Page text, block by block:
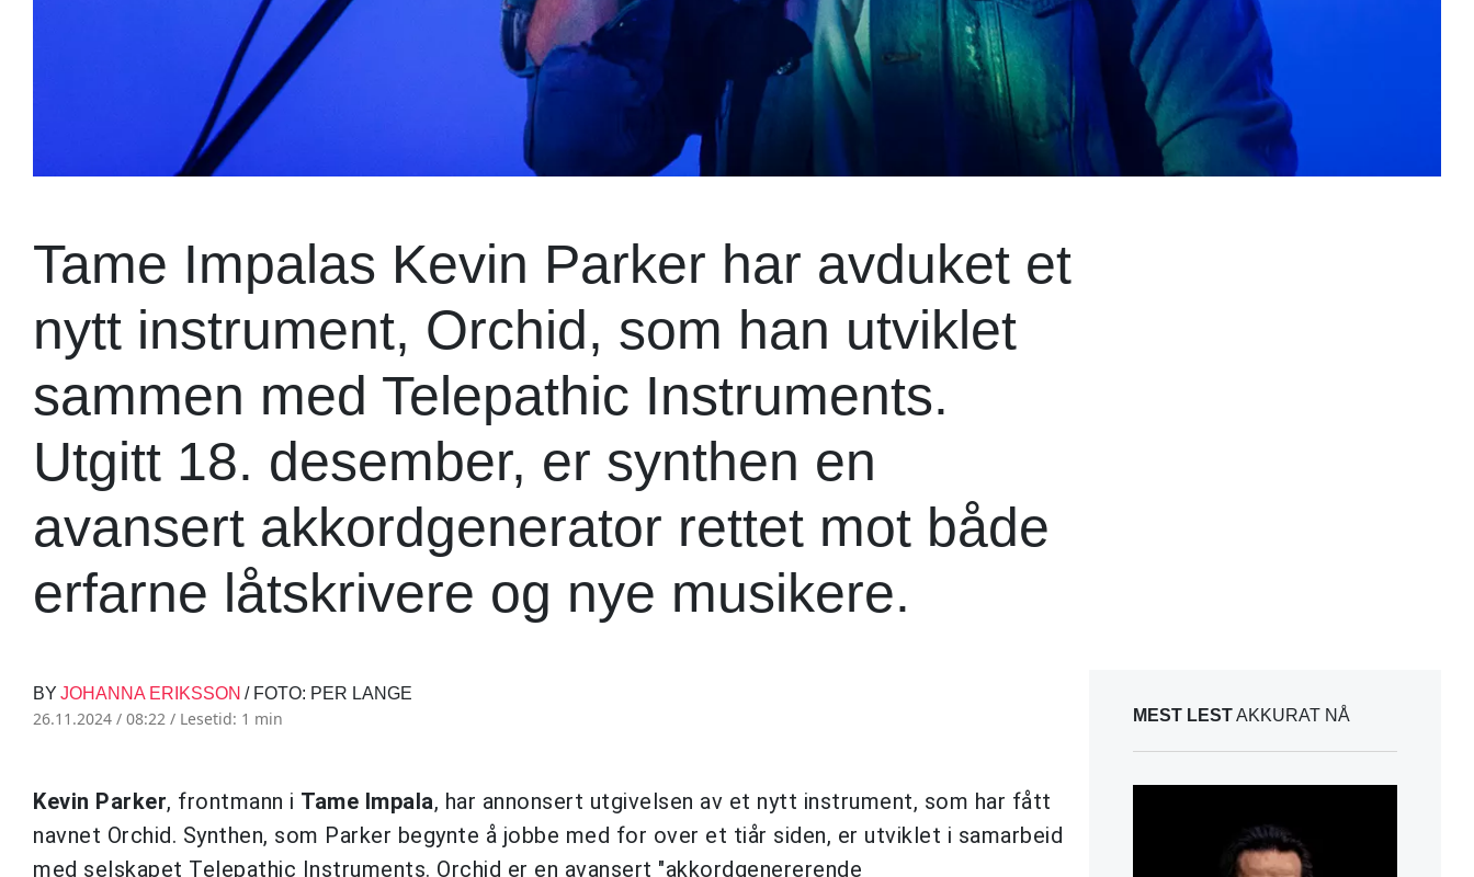
Tame Impalas Kevin Parker har avduket et
nytt instrument, Orchid, som han utviklet
sammen med Telepathic Instruments.
Utgitt 18. desember, er synthen en
avansert akkordgenerator rettet mot både
erfarne låtskrivere og nye musikere.
BY JOHANNA ERIKSSON / FOTO: PER LANGE
26.11.2024 / 08:22 / Lesetid: 1 min
Kevin Parker, frontmann i Tame Impala, har annonsert utgivelsen av et nytt instrument, som har fått
navnet Orchid. Synthen, som Parker begynte å jobbe med for over et tiår siden, er utviklet i samarbeid
med selskapet Telepathic Instruments. Orchid er en avansert "akkordgenererende
MEST LESTAKKURAT NÅ